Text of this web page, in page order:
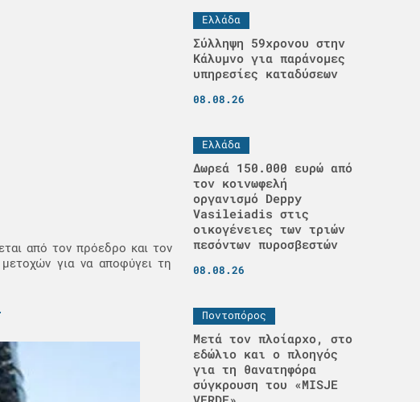
από τον πρόεδρο και τον
για να αποφύγει τη
Ελλάδα
Σύλληψη 59χρονου στην
Κάλυμνο για παράνομες
υπηρεσίες καταδύσεων
08.08.26
Ελλάδα
Δωρεά 150.000 ευρώ από
τον κοινωφελή
οργανισμό Deppy
Vasileiadis στις
οικογένειες των τριών
πεσόντων πυροσβεστών
08.08.26
Ποντοπόρος
Μετά τον πλοίαρχο, στο
εδώλιο και ο πλοηγός
για τη θανατηφόρα
σύγκρουση του «MISJE